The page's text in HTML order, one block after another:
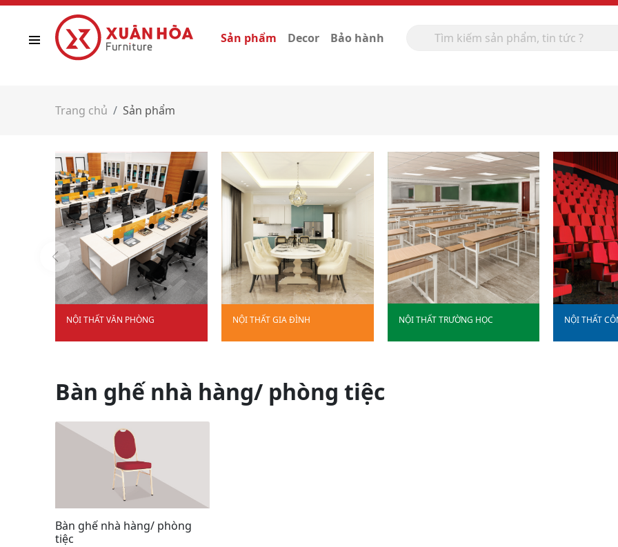
Sản phẩm Decor Bảo hành
Trang chủ Sản phẩm
NỘI THẤT VĂN PHÒNG NỘI THẤT GIA ĐÌNH NỘI THẤT TRƯỜNG HỌC NỘI THẤT
Bàn ghế nhà hàng/ phòng tiệc
Bàn ghế nhà hàng/ phòng
tiệc